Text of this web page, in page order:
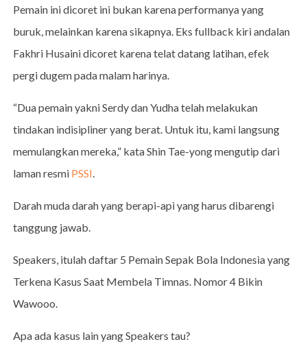
Pemain ini dicoret ini bukan karena performanya yang
buruk, melainkan karena sikapnya. Eks fullback kiri andalan
Fakhri Husaini dicoret karena telat datang latihan, efek
pergi dugem pada malam harinya.
“Dua pemain yakni Serdy dan Yudha telah melakukan
tindakan indisipliner yang berat. Untuk itu, kami langsung
memulangkan mereka,” kata Shin Tae-yong mengutip dari
laman resmi PSSI
Darah muda darah yang berapi-api yang harus dibarengi
tanggung jawab.
Speakers, itulah daftar 5 Pemain Sepak Bola Indonesia yang
Terkena Kasus Saat Membela Timnas. Nomor 4 Bikin
Wawooo.
Apa ada kasus lain yang Speakers tau?